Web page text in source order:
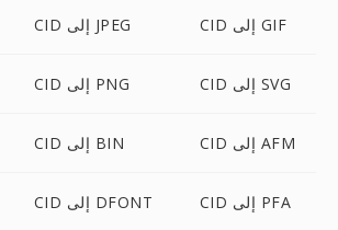
CID إلى JPEG CID إلى GIF
CID إلى PNG CID إلى SVG
CID إلى BIN CID إلى AFM
CID إلى DFONT CID إلى PFA